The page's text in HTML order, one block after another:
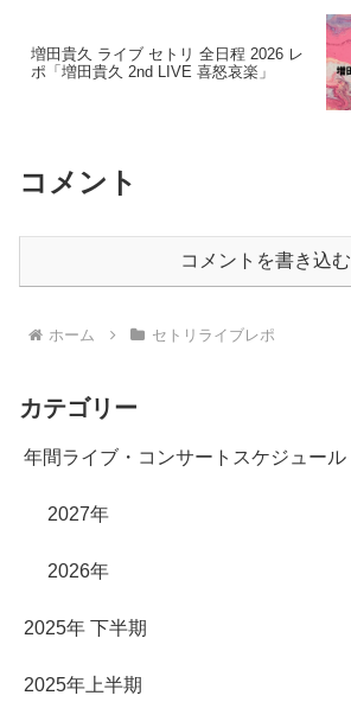
増田貴久 ライブ セトリ 全日程 2026 レ
ポ「増田貴久 2nd LIVE 喜怒哀楽」
コメント
コメントを書き込む
ホーム セトリライブレポ
カテゴリー
年間ライブ・コンサートスケジュール
2027年
2026年
2025年 下半期
2025年上半期